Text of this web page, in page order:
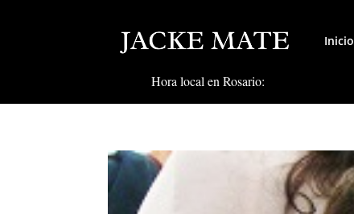
Inicio
Hora local en Rosario: